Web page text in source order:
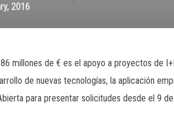
2016
millones de € es el apoyo a proyectos de
de nuevas tecnologías, la aplicación
para presentar solicitudes desde el 9